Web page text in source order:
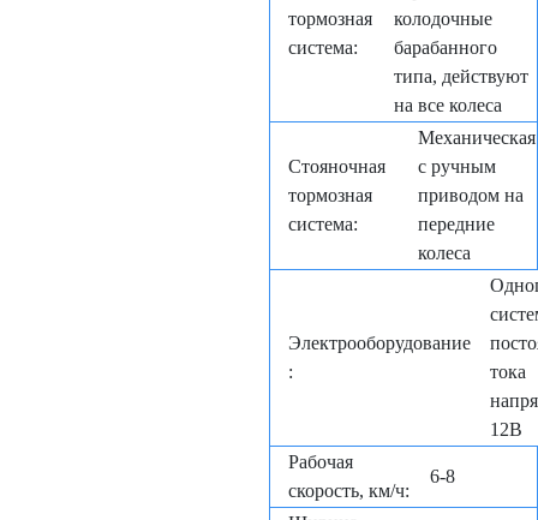
тормозная
система:
колодочные
барабанного
типа, действуют
на все колеса
Стояночная
тормозная
система:
Механическая
с ручным
приводом на
передние
колеса
Электрооборудование
:
тока
12В
Рабочая
скорость, км/ч:
6-8